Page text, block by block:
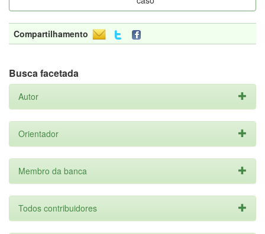
Compartilhamento
Busca facetada
Autor
Orientador
Membro da banca
Todos contribuidores